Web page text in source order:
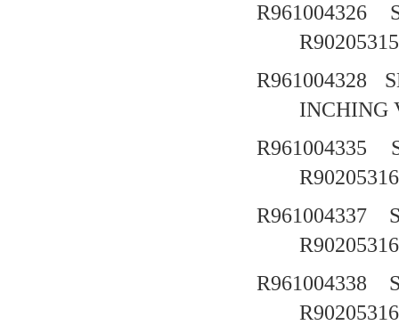
R961004326
R961004328
R961004335
R961004337
R961004338